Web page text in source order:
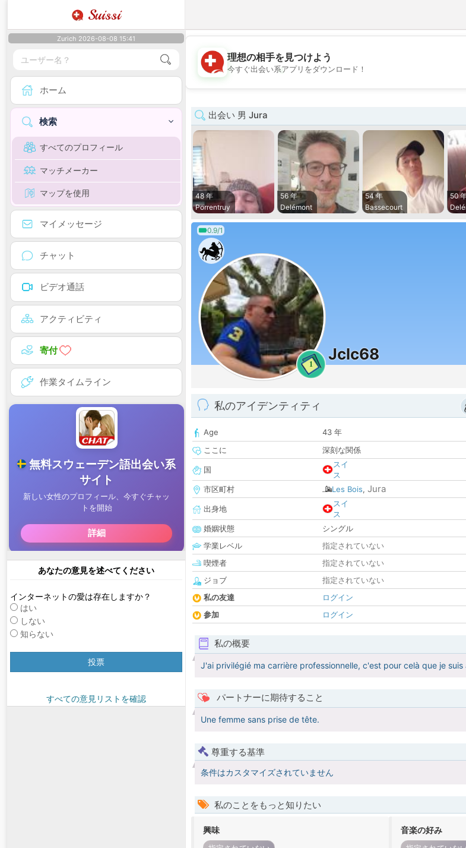
Suissi
Zurich 2026-08-08 15:41
ホーム
検索
すべてのプロフィール
マッチメーカー
マップを使用
マイメッセージ
チャット
ビデオ通話
アクティビティ
寄付
作業タイムライン
あなたの意見を述べてください
インターネットの愛は存在しますか？
はい
しない
知らない
投票
すべての意見リストを確認
💖
💕
理想の相手を見つけよう
今すぐ出会い系アプリをダウンロード！
出会い 男 Jura
48 年
Porrentruy
56 年
Delémont
54 年
Bassecourt
50
0.9/1
1
Jclc68
私のアイデンティティ
Age
43 年
ここに
深刻な関係
国
スイ
ス
市区町村
Les Bois, Jura
出身地
スイ
ス
婚姻状態
シングル
学業レベル
指定されていない
喫煙者
指定されていない
ジョブ
指定されていない
私の友達
ログイン
参加
ログイン
私の概要
J'ai privilégié ma carrière professionnelle, c'est pour celà que je
パートナーに期待すること
Une femme sans prise de tête.
尊重する基準
条件はカスタマイズされていません
私のことをもっと知りたい
興味 音楽の好み